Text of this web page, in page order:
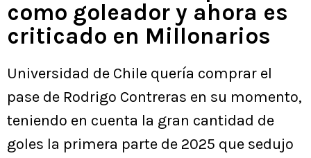
como goleador y ahora es
criticado en Millonarios
Universidad de Chile quería comprar el
pase de Rodrigo Contreras en su momento,
teniendo en cuenta la gran cantidad de
goles la primera parte de 2025 que sedujo